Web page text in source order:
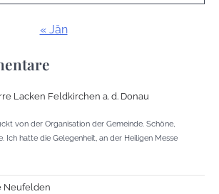
« Jän
Lacken Feldkirchen a. d. Donau
von der Organisation der Gemeinde. Schöne,
Ich hatte die Gelegenheit, an der Heiligen Messe
Neufelden